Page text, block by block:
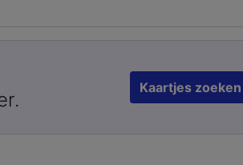
Kaartjes zoeken